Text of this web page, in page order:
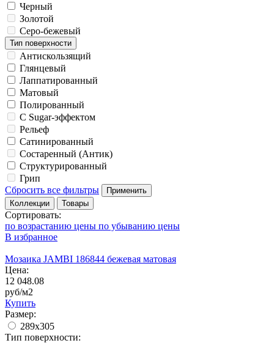
Черный
Золотой
Серо-бежевый
Тип поверхности
Антискользящий
Глянцевый
Лаппатированный
Матовый
Полированный
С Sugar-эффектом
Рельеф
Сатинированный
Состаренный (Антик)
Структурированный
Грип
Сбросить все фильтры
Применить
Коллекции
Товары
Сортировать:
по возрастанию цены по убыванию цены
В избранное
Мозаика JAMBI 186844 бежевая матовая
Цена:
12 048.08
руб/м2
Купить
Размер:
289х305
Тип поверхности: